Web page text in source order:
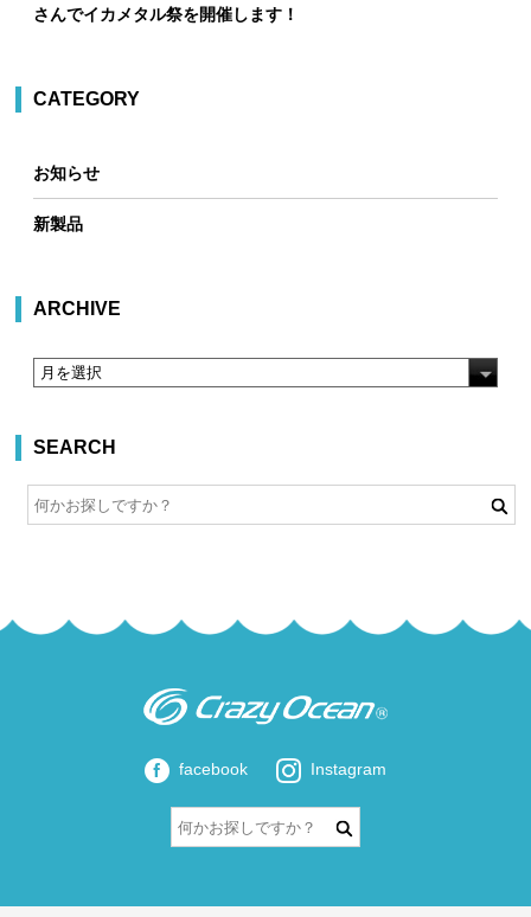
さんでイカメタル祭を開催します！
CATEGORY
お知らせ
新製品
ARCHIVE
SEARCH
facebook Instagram